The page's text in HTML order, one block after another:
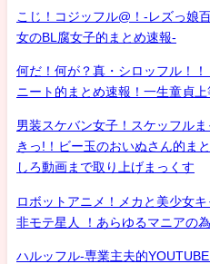
こじ！コジッフル@！-レズっ娘
女のBL腐女子的まとめ速報-
何だ！何が？真・シロッフル
ニート的まとめ速報！一生童貞上
男装スケバン女子！スケッフル
きっ!！ビー玉のおいぬさん的ま
しろ動画まで取り上げまっくす
ロボットアニメ！メカと美少女
非モテ星人 ！あらゆるマニアの
ハルッフル-専業主夫的